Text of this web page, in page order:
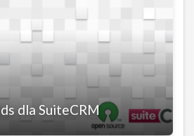
dla SuiteCRM